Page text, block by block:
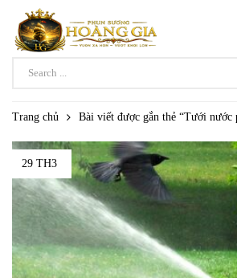
Trang chủ Bài viết được gắn thẻ “Tưới nước
29 TH3